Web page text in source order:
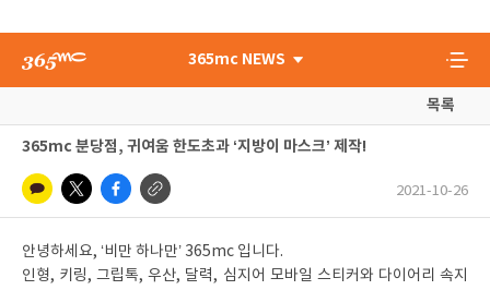
365mc NEWS
목록
365mc 분당점, 귀여움 한도초과 ‘지방이 마스크’ 제작!
2021-10-26
안녕하세요, ‘비만 하나만’ 365mc 입니다.
인형, 키링, 그립톡, 우산, 달력, 심지어 모바일 스티커와 다이어리 속지